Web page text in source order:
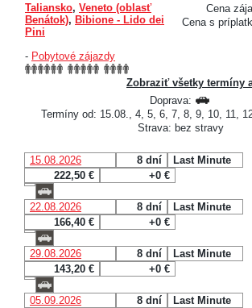
Cena
Cena s
Taliansko, Veneto (oblasť
Benátok), Bibione - Lido dei
Pini
- Pobytové zájazdy
Zobraziť všetky termíny
Doprava:
Termíny od: 15.08., 4, 5, 6, 7, 8, 9, 10, 11,
Strava: bez stravy
15.08.2026 8 dní
Last Minute
222,50 €
+0 €
22.08.2026 8 dní
Last Minute
166,40 €
+0 €
29.08.2026 8 dní
Last Minute
143,20 €
+0 €
05.09.2026 8 dní
Last Minute